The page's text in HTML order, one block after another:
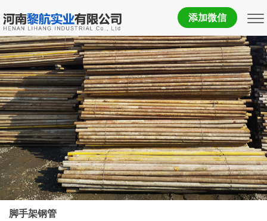
添加微信
脚手架钢管